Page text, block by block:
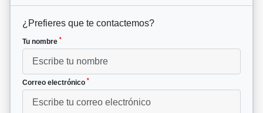
¿Prefieres que te contactemos?
Tu nombre *
Correo electrónico *